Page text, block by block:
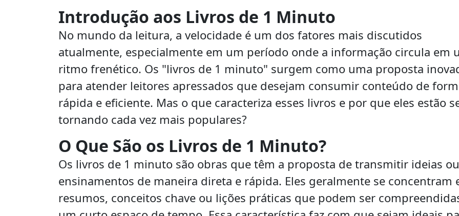
Introdução aos Livros de 1 Minuto
No mundo da leitura, a velocidade é um dos fatores mais discutidos
atualmente, especialmente em um período onde a informação circula em
ritmo frenético. Os "livros de 1 minuto" surgem como uma proposta
para atender leitores apressados que desejam consumir conteúdo de
rápida e eficiente. Mas o que caracteriza esses livros e por que eles estão
tornando cada vez mais populares?
O Que São os Livros de 1 Minuto?
Os livros de 1 minuto são obras que têm a proposta de transmitir ideias ou
ensinamentos de maneira direta e rápida. Eles geralmente se concentram
resumos, conceitos chave ou lições práticas que podem ser